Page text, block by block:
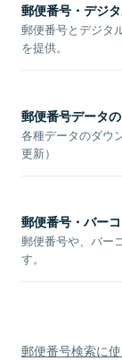
郵便番号・デジ
郵便番号とデジタ
を提供。
郵便番号データ
各種データのダウ
更新）
郵便番号・バー
郵便番号や、バー
す。
郵便番号検索に